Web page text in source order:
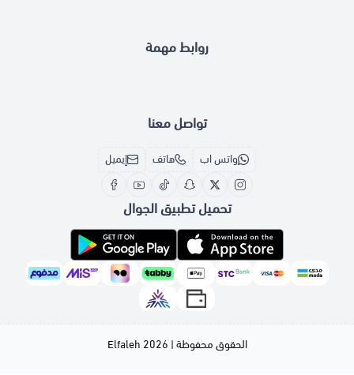
روابط مهمة
تواصل معنا
واتس اب هاتف إيميل
تحميل تطبيق الجوال
الحقوق محفوظة | 2026 Elfaleh